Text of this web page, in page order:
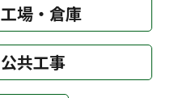
工場・倉庫
公共工事